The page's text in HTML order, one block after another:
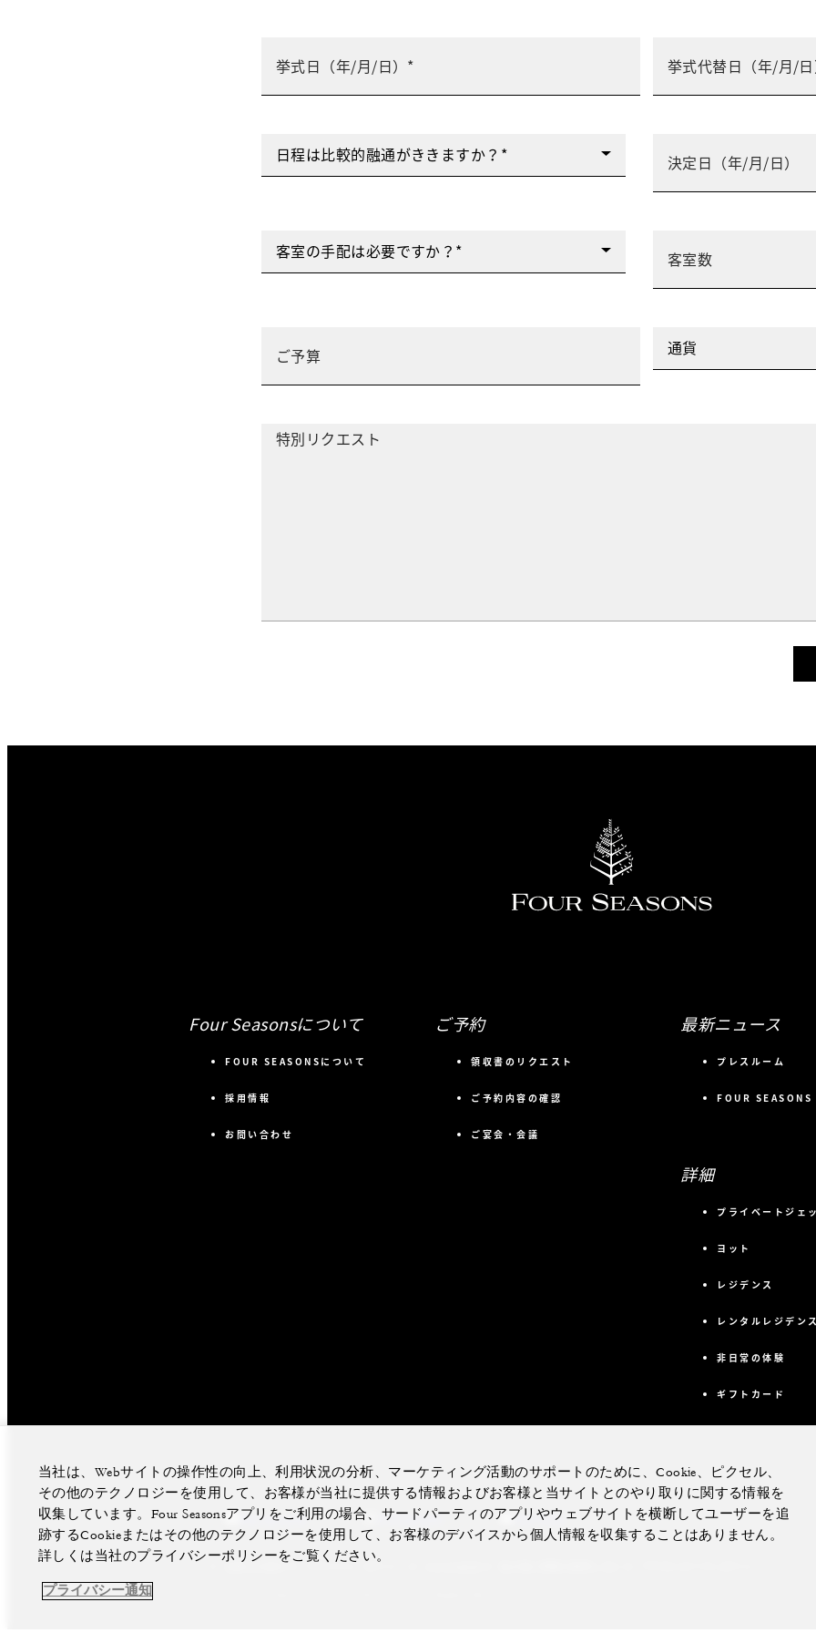
日程は比較的融通がききますか？*
客室の手配は必要ですか？*
通貨
Four Seasonsについて
FOUR SEASONSについて
採用情報
お問い合わせ
ご予約
領収書のリクエスト
ご予約内容の確認
ご宴会・会議
最新ニュース
プレスルーム
FOUR
詳細
プライベートジェ
ヨット
レジデンス
レンタルレジデン
非日常の体験
ギフトカード
facebook Instagram YouTube
法律上の表示 プライバシーポリシー
当社は、Webサイトの操作性の向上、利用状況の分析、マーケティング活動のサポートのために、Cookie、ピクセル、
その他のテクノロジーを使用して、お客様が当社に提供する情報およびお客様と当サイトとのやり取りに関する情報を
収集しています。Four Seasonsアプリをご利用の場合、サードパーティのアプリやウェブサイトを横断してユーザーを追
跡するCookieまたはその他のテクノロジーを使用して、お客様のデバイスから個人情報を収集することはありません。
詳しくは当社のプライバシーポリシーをご覧ください。
プライバシー通知